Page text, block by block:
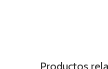
Productos